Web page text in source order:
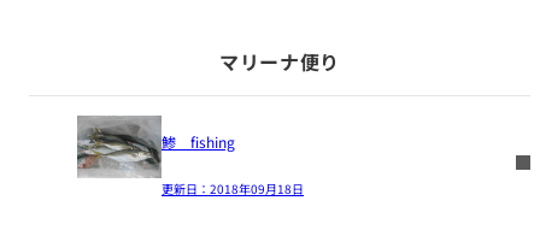
マリーナ便り
鯵 fishing
更新日： 2018年09月18日